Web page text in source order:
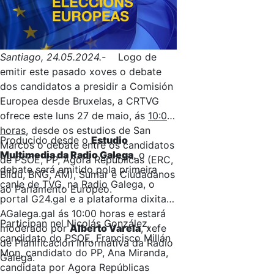
Santiago, 24.05.2024.-
Logo de
emitir este pasado xoves o debate
dos candidatos a presidir a Comisión
Europea desde Bruxelas, a CRTVG
ofrece este luns 27 de maio, ás 10:00
horas, desde os estudios de San
Marcos o debate entre os candidatos
de PSOE, PP, Agora Repúblicas (ERC,
Bildu, BNG, AM), Sumar e Ciudadanos
ao Parlamento Europeo.
Producido desde oEstudio
Multimedia da Radio Galega, o
debate será emitido pola primeira
canle de TVG, na Radio Galega, o
portal G24.gal e a plataforma dixital
AGalega.gal ás 10:00 horas e estará
moderado porAlberto Varela, xefe
de Planificación Informativa da Radio
Galega.
Participan nel Nicolás González,
candidato do PSOE, Francisco Millán
Mon, candidato do PP, Ana Miranda,
candidata por Agora Repúblicas